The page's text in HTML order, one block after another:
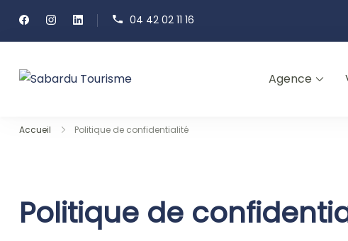
04 42 02 11 16
Agence
Accueil Politique de confidentialité
Politique de